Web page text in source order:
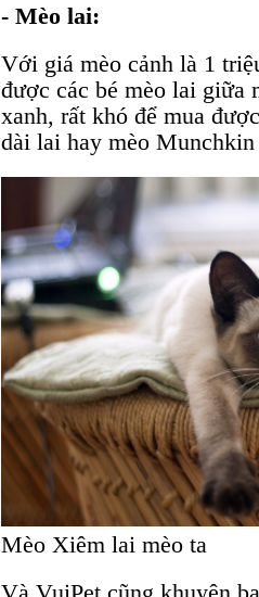
- Mèo lai:
Với giá mèo cảnh là 1
được các bé mèo lai giữa
xanh, rất khó để mua
dài lai hay mèo
Mèo Xiêm lai mèo ta